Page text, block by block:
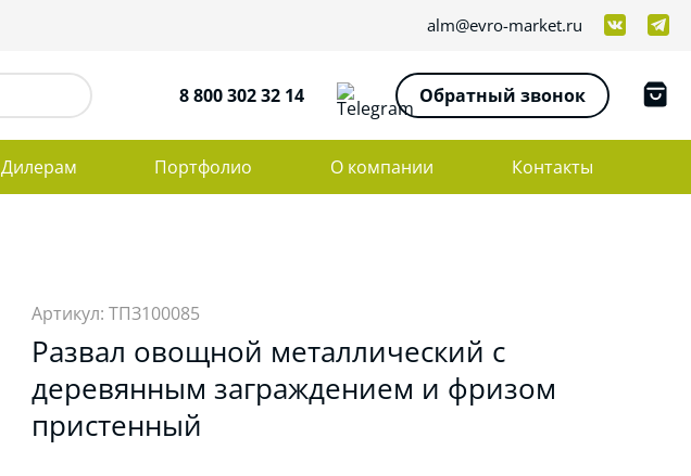
alm@evro-market.ru
8 800 302 32 14 Обратный звонок
Дилерам Портфолио О компании Контакты
Артикул: ТПЗ100085
Развал овощной металлический с
деревянным заграждением и фризом
пристенный